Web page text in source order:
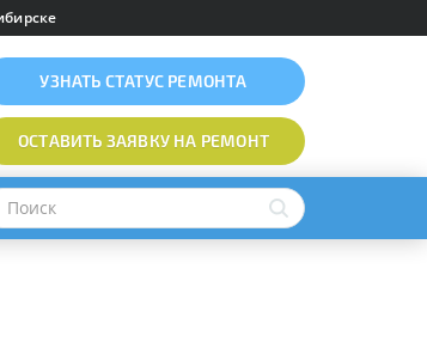
УЗНАТЬ СТАТУС РЕМОНТА
ОСТАВИТЬ ЗАЯВКУНА РЕМОНТ